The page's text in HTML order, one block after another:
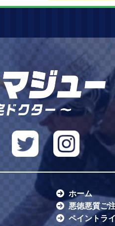
ホーム
悪徳悪質ご
ペイントラ